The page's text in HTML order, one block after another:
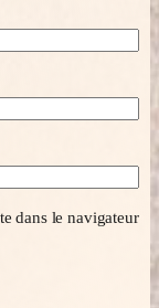
dans le navigateur